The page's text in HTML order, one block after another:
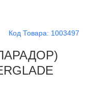
Код Товара: 1003497